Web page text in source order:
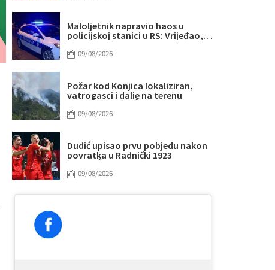
Maloljetnik napravio haos u
policijskoj stanici u RS: Vrijeđao,
09/08/2026
Požar kod Konjica lokaliziran,
vatrogasci i dalje na terenu
09/08/2026
Dudić upisao prvu pobjedu nakon
povratka u Radnički 1923
09/08/2026